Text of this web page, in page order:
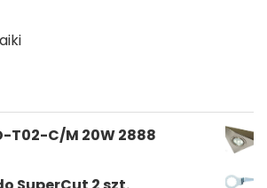
T02-C/M 20W 2888